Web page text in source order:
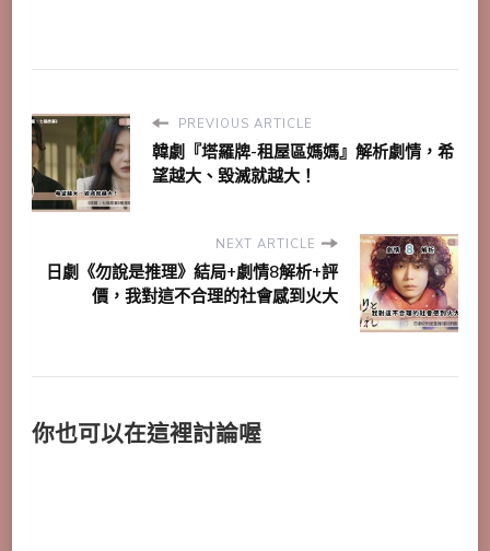
PREVIOUS ARTICLE
韓劇『塔羅牌-租屋區媽媽』解析劇情，希
望越大、毀滅就越大！
NEXT ARTICLE
日劇《勿說是推理》結局+劇情8解析+評
價，我對這不合理的社會感到火大
你也可以在這裡討論喔